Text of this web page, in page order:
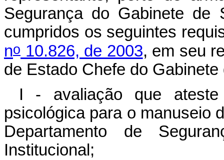
Segurança do Gabinete de
cumpridos os seguintes
no 10.826, de 2003, em seu
de Estado Chefe do
I - avaliação que
psicológica para o manuseio
Departamento de
Institucional;